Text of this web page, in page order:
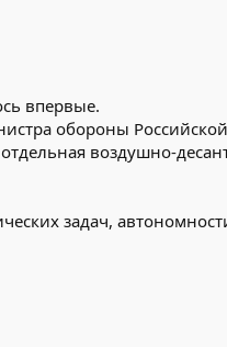
впервые.
обороны
воздушно-
задач,